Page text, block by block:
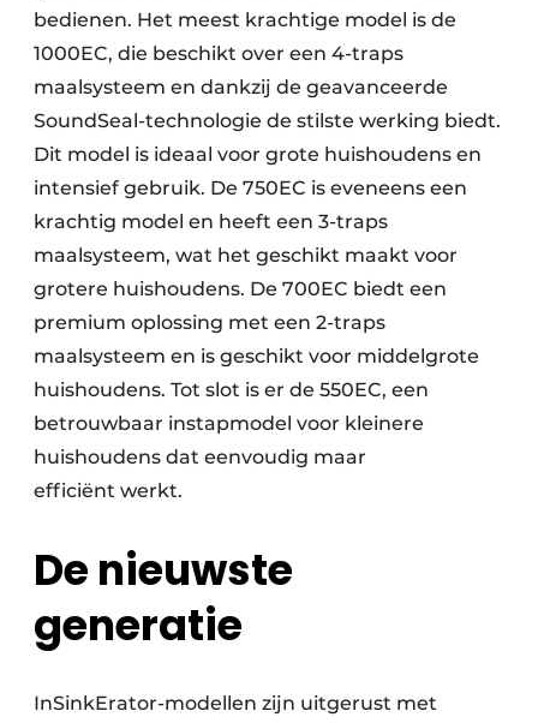
bedienen. Het meest krachtige model is de
1000EC, die beschikt over een 4-traps
maalsysteem en dankzij de geavanceerde
SoundSeal-technologie de stilste werking biedt.
Dit model is ideaal voor grote huishoudens en
intensief gebruik. De 750EC is eveneens een
krachtig model en heeft een 3-traps
maalsysteem, wat het geschikt maakt voor
grotere huishoudens. De 700EC biedt een
premium oplossing met een 2-traps
maalsysteem en is geschikt voor middelgrote
huishoudens. Tot slot is er de 550EC, een
betrouwbaar instapmodel voor kleinere
huishoudens dat eenvoudig maar
efficiënt werkt.
De nieuwste
generatie
InSinkErator-modellen zijn uitgerust met